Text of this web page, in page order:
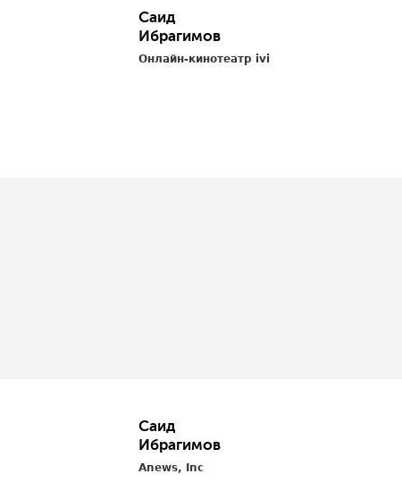
Саид
Ибрагимов
Онлайн-кинотеатр ivi
Саид
Ибрагимов
Anews, Inc